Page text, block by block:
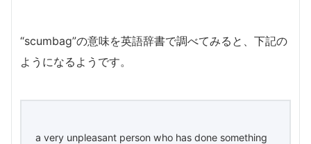
“scumbag”の意味を英語辞書で調べてみると、下記の
ようになるようです。
a very unpleasant person who has done something